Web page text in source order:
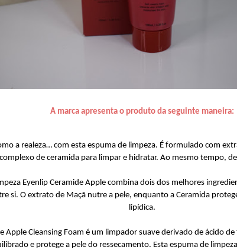
A marca apresenta o produto da seguinte maneira:
a realeza… com esta espuma de limpeza. É formulado com
de ceramida para limpar e hidratar. Ao mesmo tempo,
Eyenlip Ceramide Apple combina dois dos melhores
si. O extrato de Maçã nutre a pele, enquanto a Ceramida
lipídica.
Apple Cleansing Foam é um limpador suave derivado de ácido
e protege a pele do ressecamento. Esta espuma de